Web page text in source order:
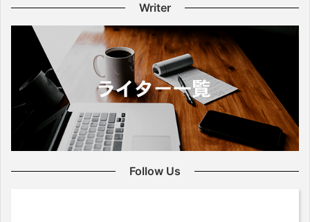
Writer
Follow Us